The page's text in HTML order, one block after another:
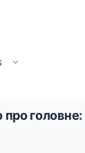
про головне: